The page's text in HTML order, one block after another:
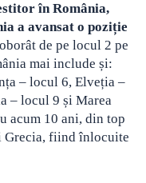
în România,
a avansat o poziție
de pe locul 2 pe
mai include și:
– locul 6, Elveția –
– locul 9 și Marea
acum 10 ani, din top
Grecia, fiind înlocuite